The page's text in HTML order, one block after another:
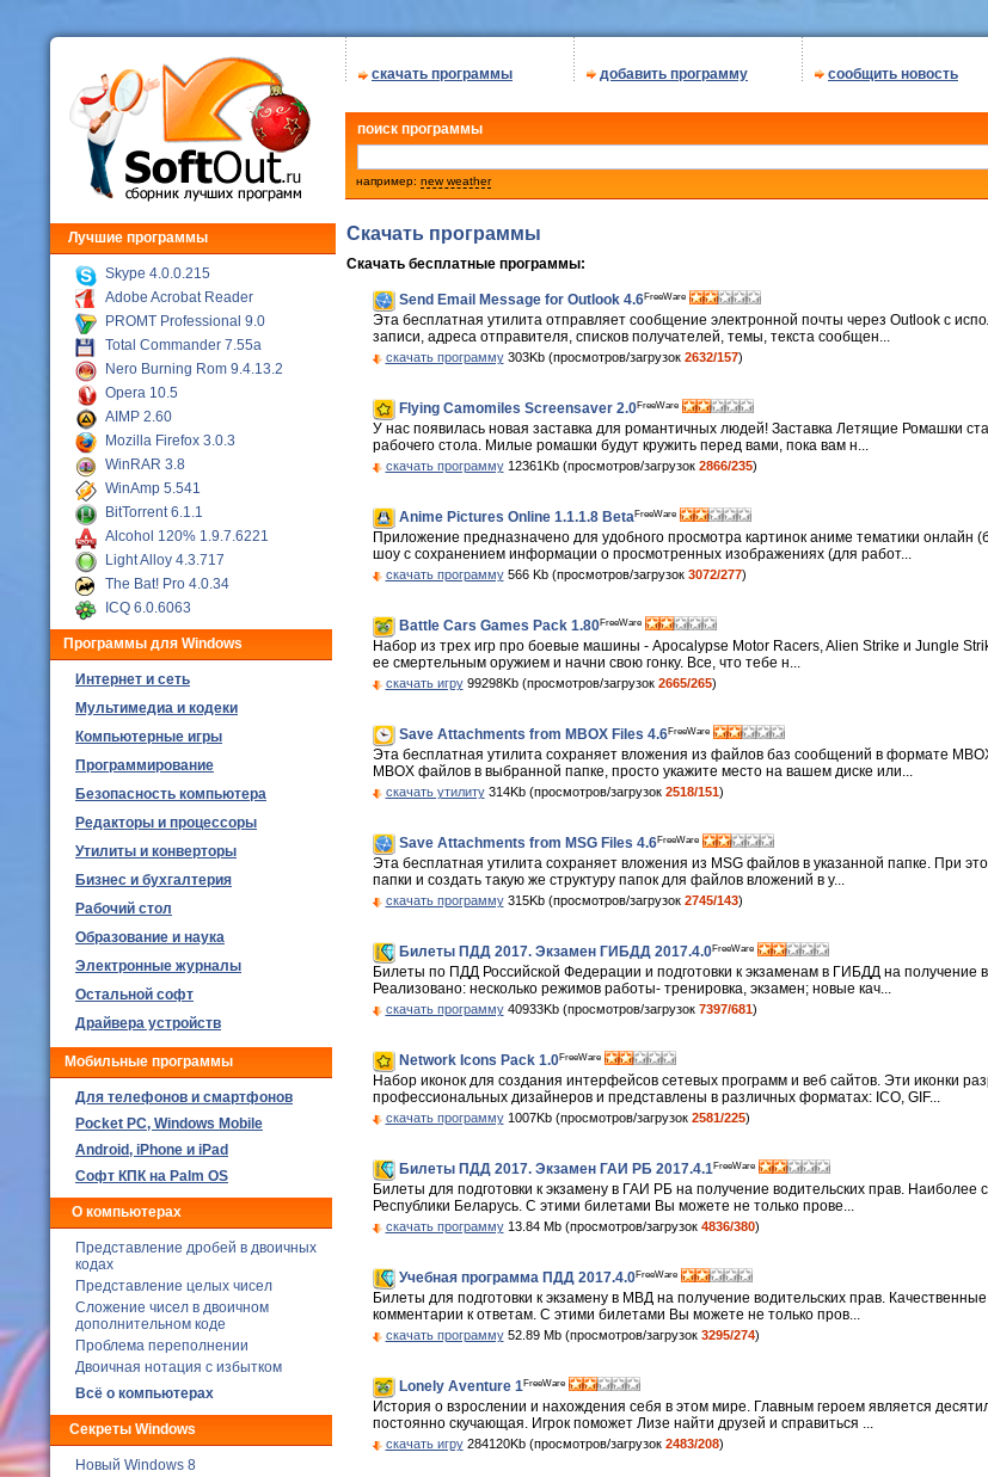
скачать программы добавить программу сообщить новость
поиск программы
например: new weather
Лучшие программы
Skype 4.0.0.215
Adobe Acrobat Reader
PROMT Professional 9.0
Total Commander 7.55a
Nero Burning Rom 9.4.13.2
Opera 10.5
AIMP 2.60
Mozilla Firefox 3.0.3
WinRAR 3.8
WinAmp 5.541
BitTorrent 6.1.1
Alcohol 120% 1.9.7.6221
Light Alloy 4.3.717
The Bat! Pro 4.0.34
ICQ 6.0.6063
Программы для Windows
Интернет и сеть
Мультимедиа и кодеки
Компьютерные игры
Программирование
Безопасность компьютера
Редакторы и процессоры
Утилиты и конверторы
Бизнес и бухгалтерия
Рабочий стол
Образование и наука
Электронные журналы
Остальной софт
Драйвера устройств
Мобильные программы
Для телефонов и смартфонов
Poсket PC, Windows Mobile
Android, iPhone и iPad
Софт КПК на Palm OS
О компьютерах
Представление дробей в двоичных
кодах
Представление целых чисел
Сложение чисел в двоичном
дополнительном коде
Проблема переполнении
Двоичная нотация с избытком
Всё о компьютерах
Секреты Windows
Новый Windows 8
Скачать программы
Скачать бесплатные программы:
Send Email Message for Outlook 4.6FreeWare
Эта бесплатная утилита отправляет сообщение электронной почты через Outlook с
записи, адреса отправителя, списков получателей, темы, текста сообщен...
скачать программу303Kb (просмотров/загрузок 2632/157)
Flying Camomiles Screensaver 2.0FreeWare
У нас появилась новая заставка для романтичных людей! Заставка Летящие Ромашки
рабочего стола. Милые ромашки будут кружить перед вами, пока вам н...
скачать программу12361Kb (просмотров/загрузок 2866/235)
Anime Pictures Online 1.1.1.8 BetaFreeWare
Приложение предназначено для удобного просмотра картинок аниме тематики онлайн
шоу с сохранением информации о просмотренных изображениях (для работ...
скачать программу566 Kb (просмотров/загрузок 3072/277)
Battle Cars Games Pack 1.80FreeWare
Набор из трех игр про боевые машины - Apocalypse Motor Racers, Alien Strike и Jungle
ее смертельным оружием и начни свою гонку. Все, что тебе н...
скачать игру99298Kb (просмотров/загрузок 2665/265)
Save Attachments from MBOX Files 4.6FreeWare
Эта бесплатная утилита сохраняет вложения из файлов баз сообщений в формате
MBOX файлов в выбранной папке, просто укажите место на вашем диске или...
скачать утилиту314Kb (просмотров/загрузок 2518/151)
Save Attachments from MSG Files 4.6FreeWare
Эта бесплатная утилита сохраняет вложения из MSG файлов в указанной папке. При
папки и создать такую же структуру папок для файлов вложений в у...
скачать программу315Kb (просмотров/загрузок 2745/143)
Билеты ПДД 2017. Экзамен ГИБДД 2017.4.0FreeWare
Билеты по ПДД Российской Федерации и подготовки к экзаменам в ГИБДД на получение
Реализовано: несколько режимов работы- тренировка, экзамен; новые кач...
скачать программу40933Kb (просмотров/загрузок 7397/681)
Network Icons Pack 1.0FreeWare
Набор иконок для создания интерфейсов сетевых программ и веб сайтов. Эти иконки
профессиональных дизайнеров и представлены в различных форматах: ICO, GIF...
скачать программу1007Kb (просмотров/загрузок 2581/225)
Билеты ПДД 2017. Экзамен ГАИ РБ 2017.4.1FreeWare
Билеты для подготовки к экзамену в ГАИ РБ на получение водительских прав.
Республики Беларусь. С этими билетами Вы можете не только прове...
скачать программу13.84 Mb (просмотров/загрузок 4836/380)
Учебная программа ПДД 2017.4.0FreeWare
Билеты для подготовки к экзамену в МВД на получение водительских прав.
комментарии к ответам. С этими билетами Вы можете не только пров...
скачать программу52.89 Mb (просмотров/загрузок 3295/274)
Lonely Aventure 1FreeWare
История о взрослении и нахождения себя в этом мире. Главным героем является
постоянно скучающая. Игрок поможет Лизе найти друзей и справиться ...
скачать игру284120Kb (просмотров/загрузок 2483/208)